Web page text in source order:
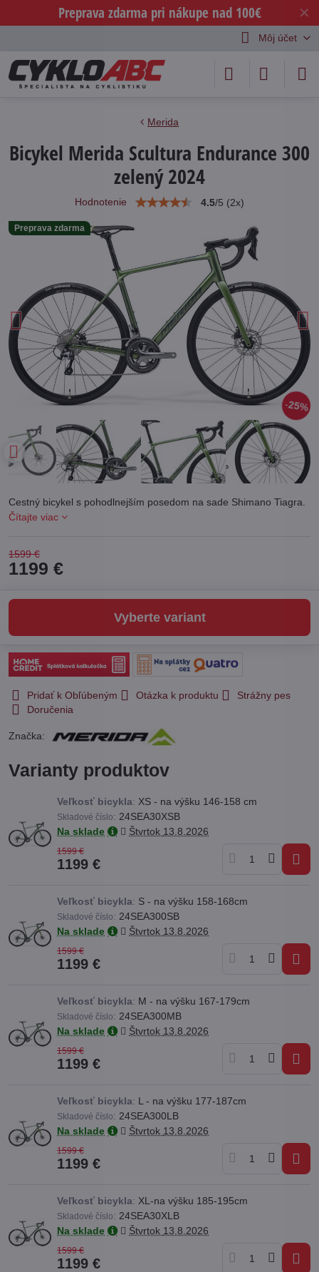
✕
Preprava zdarma pri nákupe nad 100€
Môj účet
Preprava zdarma
25%
Merida
Bicykel Merida Scultura Endurance 300
zelený 2024
Hodnotenie 4.5/5 (2x)
Cestný bicykel s pohodlnejším posedom na sade Shimano Tiagra.
Čítajte viac
1599 €
1199 €
Vyberte variant
Pridať k Obľúbeným Otázka k produktu
Strážny pes
Doručenia
Značka:
Varianty produktov
Veľkosť bicykla: XS - na výšku 146-158 cm
Skladové číslo: 24SEA30XSB
Na sklade
Štvrtok 13.8.2026
1599 €
1199 €
Veľkosť bicykla: S - na výšku 158-168cm
Skladové číslo: 24SEA300SB
Na sklade
Štvrtok 13.8.2026
1599 €
1199 €
Veľkosť bicykla: M - na výšku 167-179cm
Skladové číslo: 24SEA300MB
Na sklade
Štvrtok 13.8.2026
1599 €
1199 €
Veľkosť bicykla: L - na výšku 177-187cm
Skladové číslo: 24SEA300LB
Na sklade
Štvrtok 13.8.2026
1599 €
1199 €
Veľkosť bicykla: XL-na výšku 185-195cm
Skladové číslo: 24SEA30XLB
Na sklade
Štvrtok 13.8.2026
1599 €
1199 €